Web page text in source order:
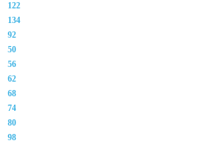
122
134
92
50
56
62
68
74
80
98